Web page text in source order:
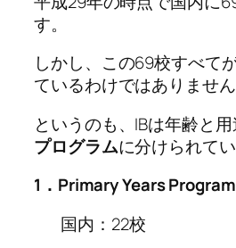
す。
しかし、この69校すべて
ているわけではありません
というのも、IBは年齢と
プログラムに分けられてい
1．Primary Years
国内：22校